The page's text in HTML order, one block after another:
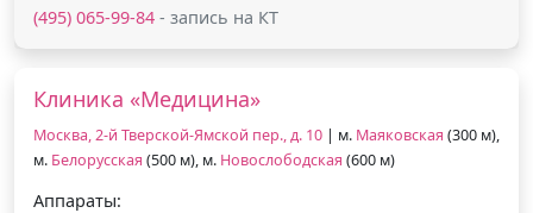
(495) 065-99-84 - запись на КТ
Клиника «Медицина»
Москва, 2-й Тверской-Ямской пер., д. 10 | м. Маяковская (300 м),
м. Белорусская (500 м), м. Новослободская (600 м)
Аппараты: